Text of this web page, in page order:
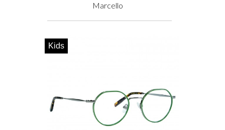
Marcello
Prix
Kids